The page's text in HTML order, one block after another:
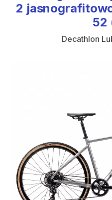
2
52
Decathlon